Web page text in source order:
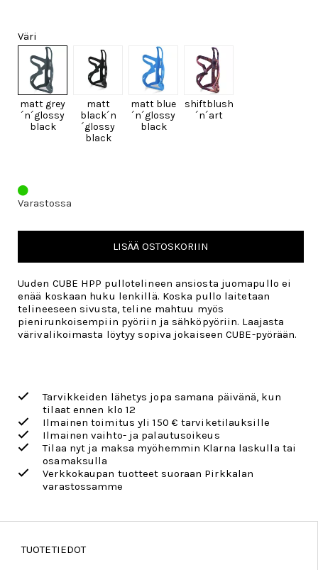
Väri
matt grey
´n´glossy
black
matt
black´n
´glossy
black
matt blue
´n´glossy
black
shiftblush
´n´art
Varastossa
LISÄÄ OSTOSKORIIN
Uuden CUBE HPP pullotelineen ansiosta juomapullo ei
enää koskaan huku lenkillä. Koska pullo laitetaan
telineeseen sivusta, teline mahtuu myös
pienirunkoisempiin pyöriin ja sähköpyöriin. Laajasta
värivalikoimasta löytyy sopiva jokaiseen CUBE-pyörään.
Tarvikkeiden lähetys jopa samana päivänä, kun
tilaat ennen klo 12
Ilmainen toimitus yli 150 € tarviketilauksille
Ilmainen vaihto- ja palautusoikeus
Tilaa nyt ja maksa myöhemmin Klarna laskulla tai
osamaksulla
Verkkokaupan tuotteet suoraan Pirkkalan
varastossamme
TUOTETIEDOT